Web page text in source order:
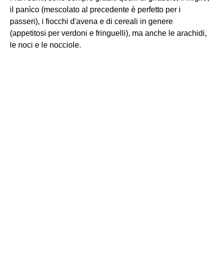
il panìco (mescolato al precedente è perfetto per i
passeri), i fiocchi d'avena e di cereali in genere
(appetitosi per verdoni e fringuelli), ma anche le arachidi,
le noci e le nocciole.